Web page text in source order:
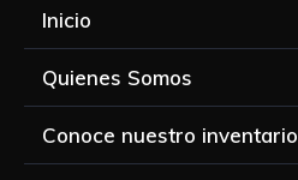
Inicio
Quienes Somos
Conoce nuestro inventario